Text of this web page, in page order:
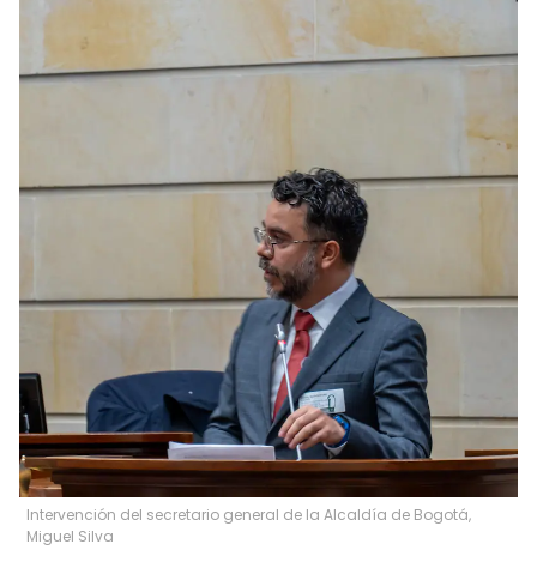
Intervención del secretario general de la Alcaldía de Bogotá,
Miguel Silva